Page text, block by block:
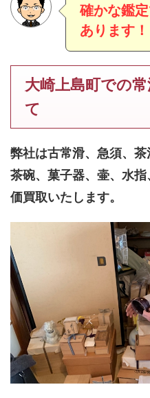
確かな鑑
あります！
大崎上島町での
て
弊社は古常滑、急須、茶
茶碗、菓子器、壷、水
価買取いたします。